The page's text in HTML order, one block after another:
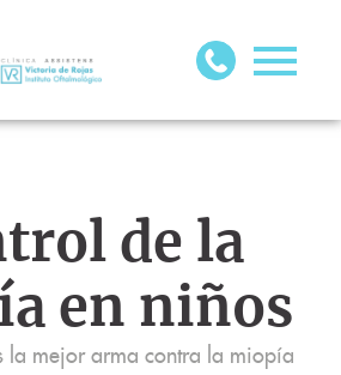
de la
en niños
la mejor arma contra la miopía